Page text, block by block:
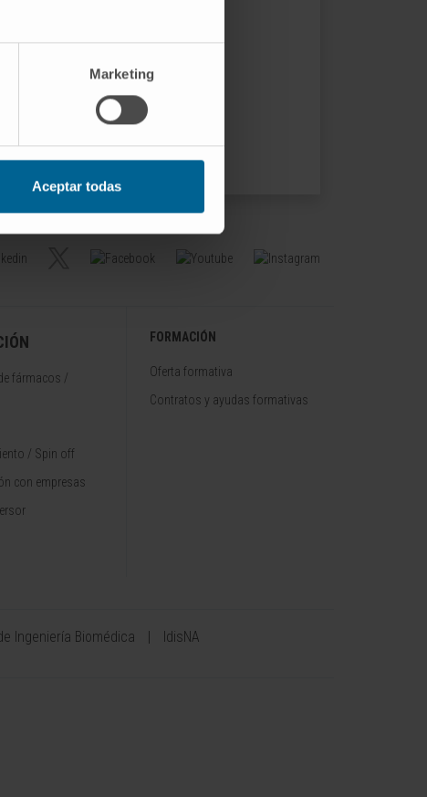
Marketing
Aceptar todas
fármacos /
/ Spin off
con empresas
FORMACIÓN
Oferta formativa
Contratos y ayudas formativas
Ingeniería Biomédica IdisNA